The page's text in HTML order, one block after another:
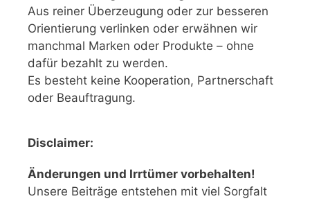
Aus reiner Überzeugung oder zur besseren
Orientierung verlinken oder erwähnen wir
manchmal Marken oder Produkte – ohne
dafür bezahlt zu werden.
Es besteht keine Kooperation, Partnerschaft
oder Beauftragung.
Disclaimer:
Änderungen und Irrtümer vorbehalten!
Unsere Beiträge entstehen mit viel Sorgfalt